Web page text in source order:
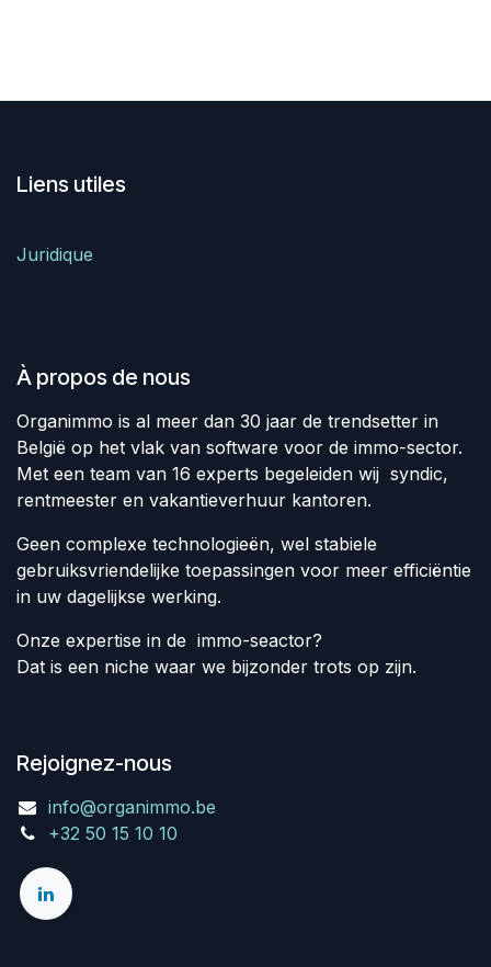
Liens utiles
Juridique
À propos de nous
Organimmo is al meer dan 30 jaar de trendsetter in
België op het vlak van software voor de immo-sector.
Met een team van 16 experts begeleiden wij syndic,
rentmeester en vakantieverhuur kantoren.
Geen complexe technologieën, wel stabiele
gebruiksvriendelijke toepassingen voor meer efficiëntie
in uw dagelijkse werking.
Onze expertise in de immo-seactor?
Dat is een niche waar we bijzonder trots op zijn.
Rejoignez-nous
info@organimmo.be
+32 50 15 10 10